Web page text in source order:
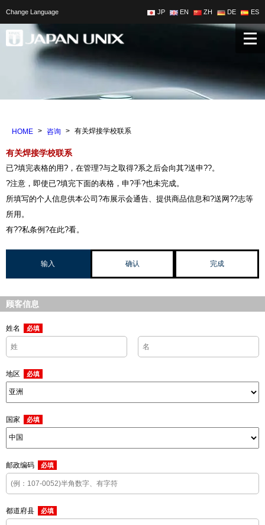
Change Language JP EN ZH DE ES
HOME > 咨询 > 有关焊接学校联系
有关焊接学校联系
已?填完表格的用?，在管理?与之取得?系之后会向其?送申??。
?注意，即使已?填完下面的表格，申?手?也未完成。
所填写的个人信息供本公司?布展示会通告、提供商品信息和?送网??志等
所用。
有??私条例?在此?看。
输入 确认 完成
顾客信息
姓名 必填
地区 必填
国家 必填
邮政编码 必填
都道府县 必填